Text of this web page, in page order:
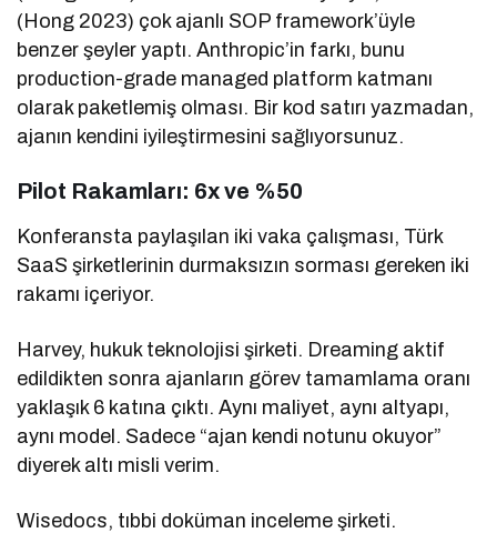
(Hong 2023) çok ajanlı SOP framework’üyle
benzer şeyler yaptı. Anthropic’in farkı, bunu
production-grade managed platform katmanı
olarak paketlemiş olması. Bir kod satırı yazmadan,
ajanın kendini iyileştirmesini sağlıyorsunuz.
Pilot Rakamları: 6x ve %50
Konferansta paylaşılan iki vaka çalışması, Türk
SaaS şirketlerinin durmaksızın sorması gereken iki
rakamı içeriyor.
Harvey, hukuk teknolojisi şirketi. Dreaming aktif
edildikten sonra ajanların görev tamamlama oranı
yaklaşık 6 katına çıktı. Aynı maliyet, aynı altyapı,
aynı model. Sadece “ajan kendi notunu okuyor”
diyerek altı misli verim.
Wisedocs, tıbbi doküman inceleme şirketi.